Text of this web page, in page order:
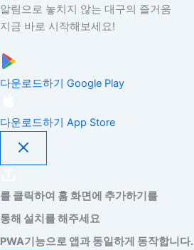
알림으로 놓치지 않는 대구의 즐거움
지금 바로 시작해보세요!
다운로드하기 Google Play
다운로드하기 App Store
를 클릭하여 홈 화면에 추가하기를
통해 설치를 해주세요
PWA기능으로 앱과 동일하게 동작합니다.